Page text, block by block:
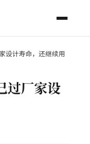
设计寿命，还继续用
过厂家设